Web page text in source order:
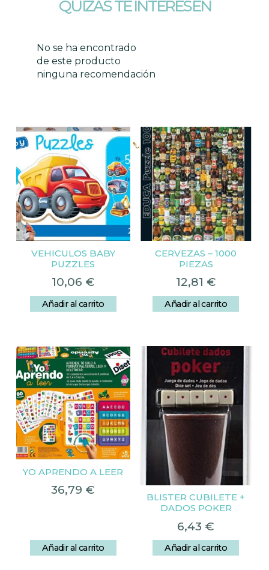
QUIZAS TE INTERESEN
No se ha encontrado
de este producto
ninguna recomendación
Productos relacionados
VEHICULOS BABY
PUZZLES
10,06 €
Añadir al carrito
CERVEZAS – 1000
PIEZAS
12,81 €
Añadir al carrito
YO APRENDO A LEER
36,79 €
Añadir al carrito
BLISTER CUBILETE +
DADOS POKER
6,43 €
Añadir al carrito